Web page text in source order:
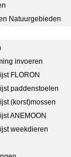
Natuurgebieden
invoeren
FLORON
paddenstoelen
(korst)mossen
ANEMOON
weekdieren